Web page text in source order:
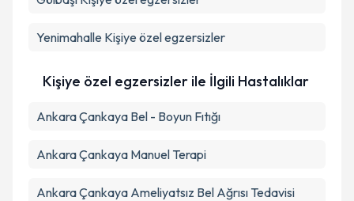
Yenimahalle Kişiye özel egzersizler
Kişiye özel egzersizler ile İlgili Hastalıklar
Ankara Çankaya Bel - Boyun Fıtığı
Ankara Çankaya Manuel Terapi
Ankara Çankaya Ameliyatsız Bel Ağrısı Tedavisi